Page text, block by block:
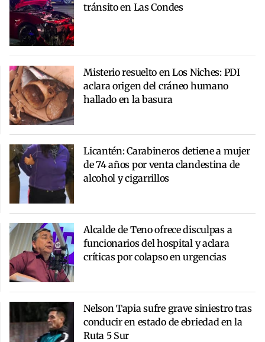
tránsito en Las Condes
Misterio resuelto en Los Niches: PDI
aclara origen del cráneo humano
hallado en la basura
Licantén: Carabineros detiene a mujer
de 74 años por venta clandestina de
alcohol y cigarrillos
Alcalde de Teno ofrece disculpas a
funcionarios del hospital y aclara
críticas por colapso en urgencias
Nelson Tapia sufre grave siniestro tras
conducir en estado de ebriedad en la
Ruta 5 Sur